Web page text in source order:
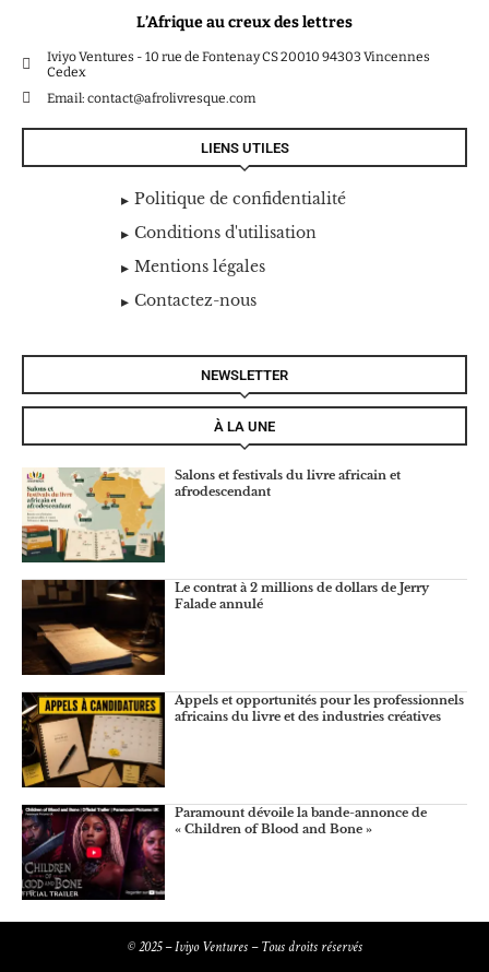
L’Afrique au creux des lettres
Iviyo Ventures - 10 rue de Fontenay CS 20010 94303 Vincennes
Cedex
Email: contact@afrolivresque.com
LIENS UTILES
Politique de confidentialité
Conditions d'utilisation
Mentions légales
Contactez-nous
NEWSLETTER
À LA UNE
Salons et festivals du livre africain et
afrodescendant
Le contrat à 2 millions de dollars de Jerry
Falade annulé
Appels et opportunités pour les professionnels
africains du livre et des industries créatives
Paramount dévoile la bande-annonce de
« Children of Blood and Bone »
© 2025 – Iviyo Ventures – Tous droits réservés